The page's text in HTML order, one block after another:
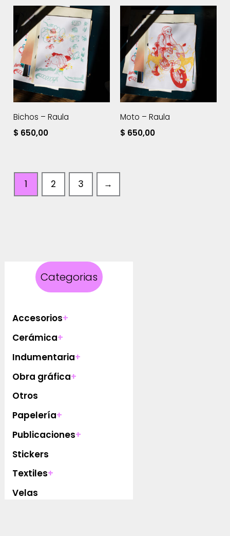
Categorias
Accesorios+
Cerámica+
Indumentaria+
Obra gráfica+
Otros
Papelería+
Publicaciones+
Stickers
Textiles+
Velas
Bichos – Raula
$ 650,00
Moto – Raula
$ 650,00
1 2 3 →